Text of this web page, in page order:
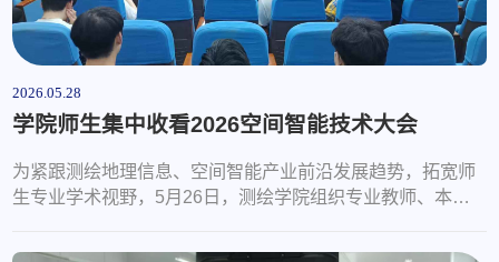
2026.05.28
学院师生集中收看2026空间智能技术大会
为紧跟测绘地理信息、空间智能产业前沿发展趋势，拓宽师
生专业学术视野，5月26日，测绘学院组织专业教师、本硕
会全程直播，共同学习领域前沿技术成果与产业发展新思